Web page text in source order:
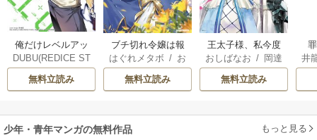
俺だけレベルアッ
プな件
DUBU(REDICE ST
UDIO)
/ Chugong
h-goon
無料立読み
ブチ切れ令嬢は報
復を誓いました。
はぐれメタボ / お
おのいも /
無料立読み
王太子様、私今度
こそあなたに殺さ
れたくないんで
す！ ～聖女に嵌め
二度目は串刺し回
避します！～
おしばなお / 岡達
英茉
/ 先崎真琴
無料立読み
井
少年・青年マンガの無料作品 もっと見る